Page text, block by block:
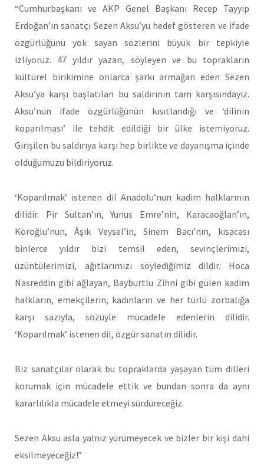
“Cumhurbaşkanı ve AKP Genel Başkanı Recep Tayyip
Erdoğan’ın sanatçı Sezen Aksu’yu hedef gösteren ve ifade
özgürlüğünü yok sayan sözlerini büyük bir tepkiyle
izliyoruz. 47 yıldır yazan, söyleyen ve bu toprakların
kültürel birikimine onlarca şarkı armağan eden Sezen
Aksu’ya karşı başlatılan bu saldırının tam karşısındayız.
Aksu’nun ifade özgürlüğünün kısıtlandığı ve ‘dilinin
koparılması’ ile tehdit edildiği bir ülke istemiyoruz.
Girişilen bu saldırıya karşı hep birlikte ve dayanışma içinde
olduğumuzu bildiriyoruz.
‘Koparılmak’ istenen dil Anadolu’nun kadim halklarının
dilidir. Pir Sultan’ın, Yunus Emre’nin, Karacaoğlan’ın,
Köroğlu’nun, Âşık Veysel’in, Sinem Bacı’nın, kısacası
binlerce yıldır bizi temsil eden, sevinçlerimizi,
üzüntülerimizi, ağıtlarımızı söylediğimiz dildir. Hoca
Nasreddin gibi ağlayan, Bayburtlu Zihni gibi gülen kadim
halkların, emekçilerin, kadınların ve her türlü zorbalığa
karşı sazıyla, sözüyle mücadele edenlerin dilidir.
‘Koparılmak’ istenen dil, özgür sanatın dilidir.
Biz sanatçılar olarak bu topraklarda yaşayan tüm dilleri
korumak için mücadele ettik ve bundan sonra da aynı
kararlılıkla mücadele etmeyi sürdüreceğiz.
Sezen Aksu asla yalnız yürümeyecek ve bizler bir kişi dahi
eksilmeyeceğiz!”